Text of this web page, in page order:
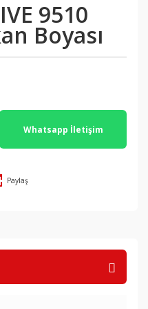
9510
Boyası
Whatsapp İletişim
Paylaş